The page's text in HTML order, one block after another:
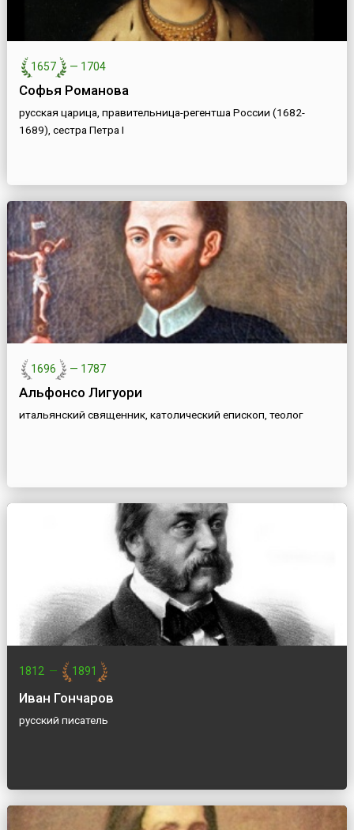
1657 — 1704
Софья Романова
русская царица, правительница-регентша России (1682-
1689), сестра Петра I
1696 — 1787
Альфонсо Лигуори
итальянский священник, католический епископ, теолог
1812 — 1891
Иван Гончаров
русский писатель